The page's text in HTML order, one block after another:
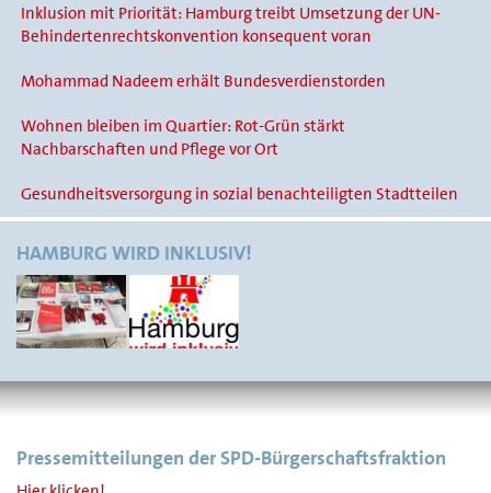
Inklusion mit Priorität: Hamburg treibt Umsetzung der UN-
Behindertenrechtskonvention konsequent voran
Mohammad Nadeem erhält Bundesverdienstorden
Wohnen bleiben im Quartier: Rot-Grün stärkt
Nachbarschaften und Pflege vor Ort
Gesundheitsversorgung in sozial benachteiligten Stadtteilen
HAMBURG WIRD INKLUSIV!
Pressemitteilungen der SPD-Bürgerschaftsfraktion